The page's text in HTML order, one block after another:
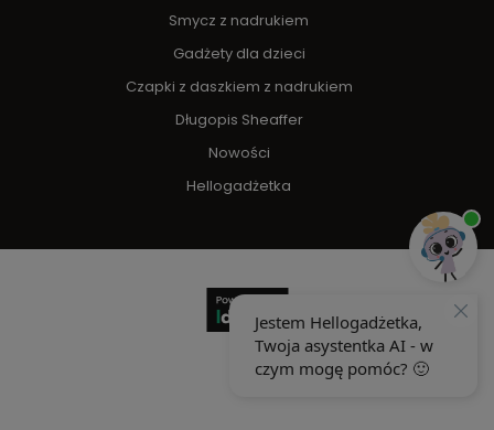
Smycz z nadrukiem
Gadżety dla dzieci
Czapki z daszkiem z nadrukiem
Długopis Sheaffer
Nowości
Hellogadżetka